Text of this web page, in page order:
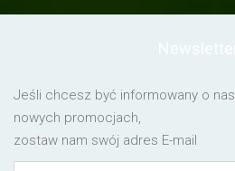
Jeśli chcesz być informowany o
nowych promocjach,
zostaw nam swój adres E-mail